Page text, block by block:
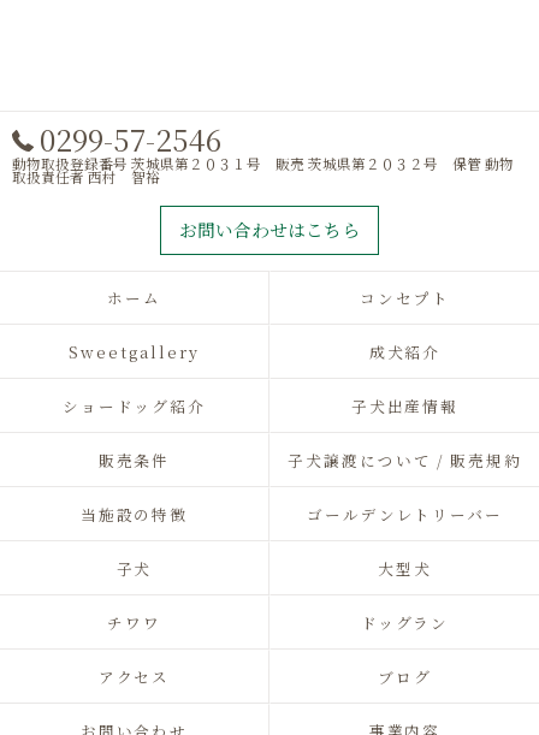
0299-57-2546
動物取扱登録番号 茨城県第２０３１号 販売 茨城県第２０３２号 保管 動物
取扱責任者 西村 智裕
お問い合わせはこちら
ホーム コンセプト
Sweetgallery 成犬紹介
ショードッグ紹介 子犬出産情報
販売条件 子犬譲渡について / 販売規約
当施設の特徴 ゴールデンレトリーバー
子犬 大型犬
チワワ ドッグラン
アクセス ブログ